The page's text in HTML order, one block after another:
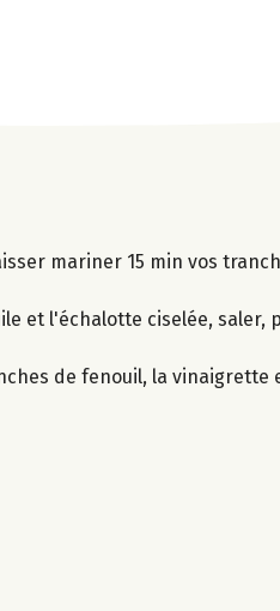
mariner 15 min vos
et l'échalotte ciselée, saler,
de fenouil, la vinaigrette